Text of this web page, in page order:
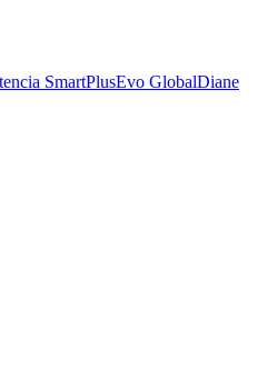
SmartPlusEvo GlobalDiane